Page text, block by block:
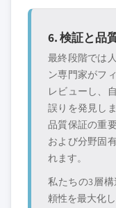
6. 検証と品
最終段階では
ン専門家がフ
レビューし、
誤りを発見し
品質保証の重
および分野固
れます。
私たちの3層
頼性を最大化し